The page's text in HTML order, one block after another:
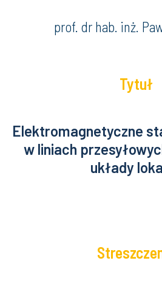
prof. dr hab. inż.
Tytuł
Elektromagnetyczne
w liniach
układy